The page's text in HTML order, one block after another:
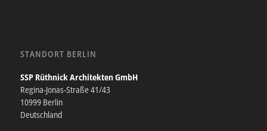
STANDORT BERLIN
SSP Rüthnick Architekten GmbH
Regina-Jonas-Straße 41/43
10999 Berlin
Deutschland